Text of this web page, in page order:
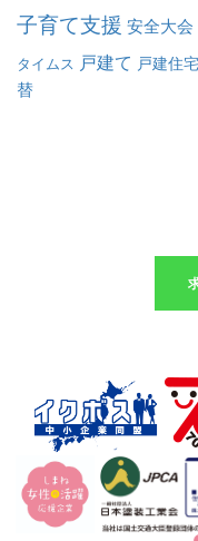
子育て支援 安全大会
タイムス 戸建て 戸建住宅
替